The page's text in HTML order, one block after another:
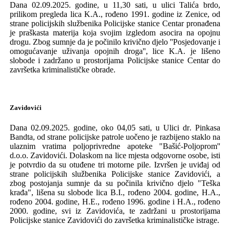
Dana 02.09.2025. godine, u 11,30 sati, u ulici Talića brdo,
prilikom pregleda lica K.A., rođeno 1991. godineiz Zenice, od
strane policijskih službenika Policijske stanice Centarpronađena
je praškasta materija koja svojim izgledom asocira na opojnu
drogu. Zbog sumnje da je počinilo krivično djelo''Posjedovanje i
omogućavanje uživanja opojnih droga'', lice K.A. jelišeno
slobode i zadržano u prostorijama Policijske stanice Centar do
završetka kriminalističke obrade.
Zavidovići
Dana 02.09.2025. godine, oko 04,05 sati, uUlicidr. Pinkasa
Bandta, od strane policijske patrole uočeno je razbijeno staklo na
ulaznim vratima poljoprivredne apoteke "Bašić-Poljoprom''
d.o.o. Zavidovići. Dolaskom na lice mjesta odgovorne osobe, isti
je potvrdioda su otuđene tri motorne pile. Izvršen je uviđaj od
strane policijskih službenika Policijske stanice Zavidovići, a
zbog postojanja sumnje dasu počinila krivično djelo "Teška
krađa", lišena su slobode lica B.I., rođeno 2004. godine,H.A.,
rođeno 2004. godine, H.E., rođeno 1996. godine i H.A., rođeno
2000. godine,svi iz Zavidovića, te zadržani u prostorijama
Policijske stanice Zavidovići do završetka kriminalističke istrage.